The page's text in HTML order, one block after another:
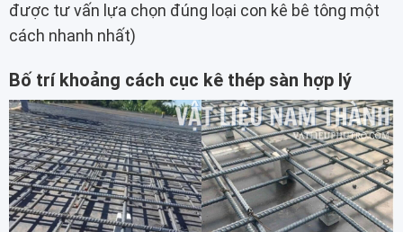
được tư vấn lựa chọn đúng loại con kê bê tông một
cách nhanh nhất)
Bố trí khoảng cách cục kê thép sàn hợp lý